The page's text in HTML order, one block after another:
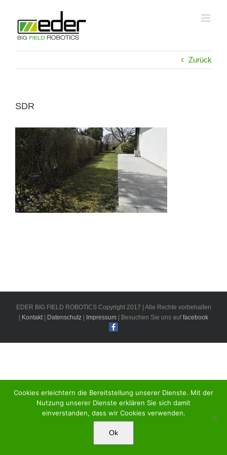
springen
Zurück
SDR
EDER BIG FIELD ROBOTICS Copyright 2017 | Alle Rechte vorbehalten
Kontakt| Datenschutz Impressum | Besuchen Sie uns auffacebook
Cookies erleichtern die Bereitstellung unserer Dienste. Mit der
Nutzung unserer Dienste erklären Sie sich damit
einverstanden, dass wir Cookies verwenden.
Ok